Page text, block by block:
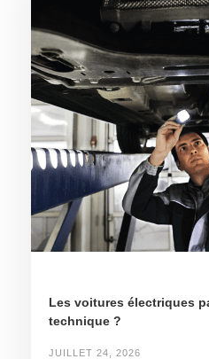
Les voitures électriques
technique ?
JUILLET 24, 2026